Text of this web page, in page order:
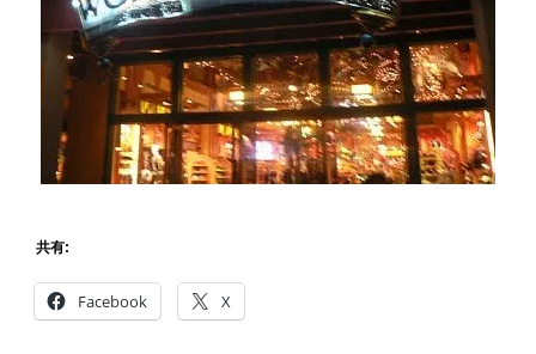
共有:
Facebook X